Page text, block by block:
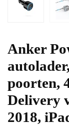
Anker
poorten,
Delivery
2018,